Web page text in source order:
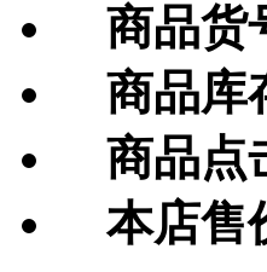
商品货
商品库
商品点
本店售